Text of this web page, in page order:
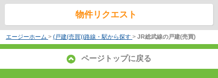
物件リクエスト
エージーホーム > (戸建(売買))路線・駅から探す > JR総武線の戸建(売買)
ページトップに戻る